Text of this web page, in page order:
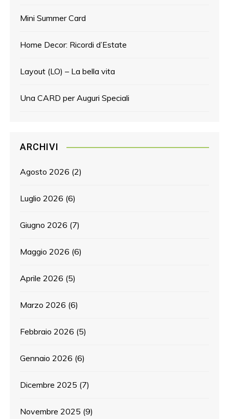
Mini Summer Card
Home Decor: Ricordi d’Estate
Layout (LO) – La bella vita
Una CARD per Auguri Speciali
ARCHIVI
Agosto 2026 (2)
Luglio 2026 (6)
Giugno 2026 (7)
Maggio 2026 (6)
Aprile 2026 (5)
Marzo 2026 (6)
Febbraio 2026 (5)
Gennaio 2026 (6)
Dicembre 2025 (7)
Novembre 2025 (9)